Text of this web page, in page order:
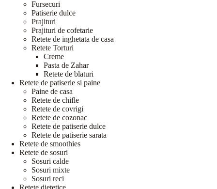
Fursecuri
Patiserie dulce
Prajituri
Prajituri de cofetarie
Retete de inghetata de casa
Retete Torturi
Creme
Pasta de Zahar
Retete de blaturi
Retete de patiserie si paine
Paine de casa
Retete de chifle
Retete de covrigi
Retete de cozonac
Retete de patiserie dulce
Retete de patiserie sarata
Retete de smoothies
Retete de sosuri
Sosuri calde
Sosuri mixte
Sosuri reci